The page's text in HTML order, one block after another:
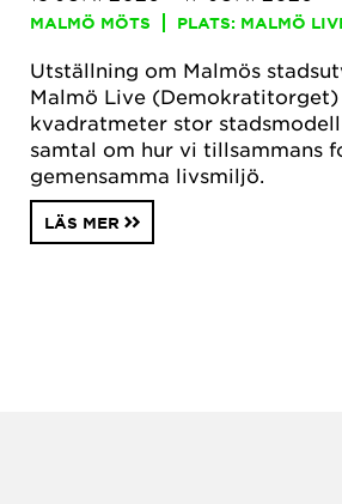
MALMÖ MÖTS PLATS: MALMÖ
Utställning om Malmös
Malmö Live (Demokratitorget)
kvadratmeter stor
samtal om hur vi tillsammans
gemensamma livsmiljö.
LÄS MER